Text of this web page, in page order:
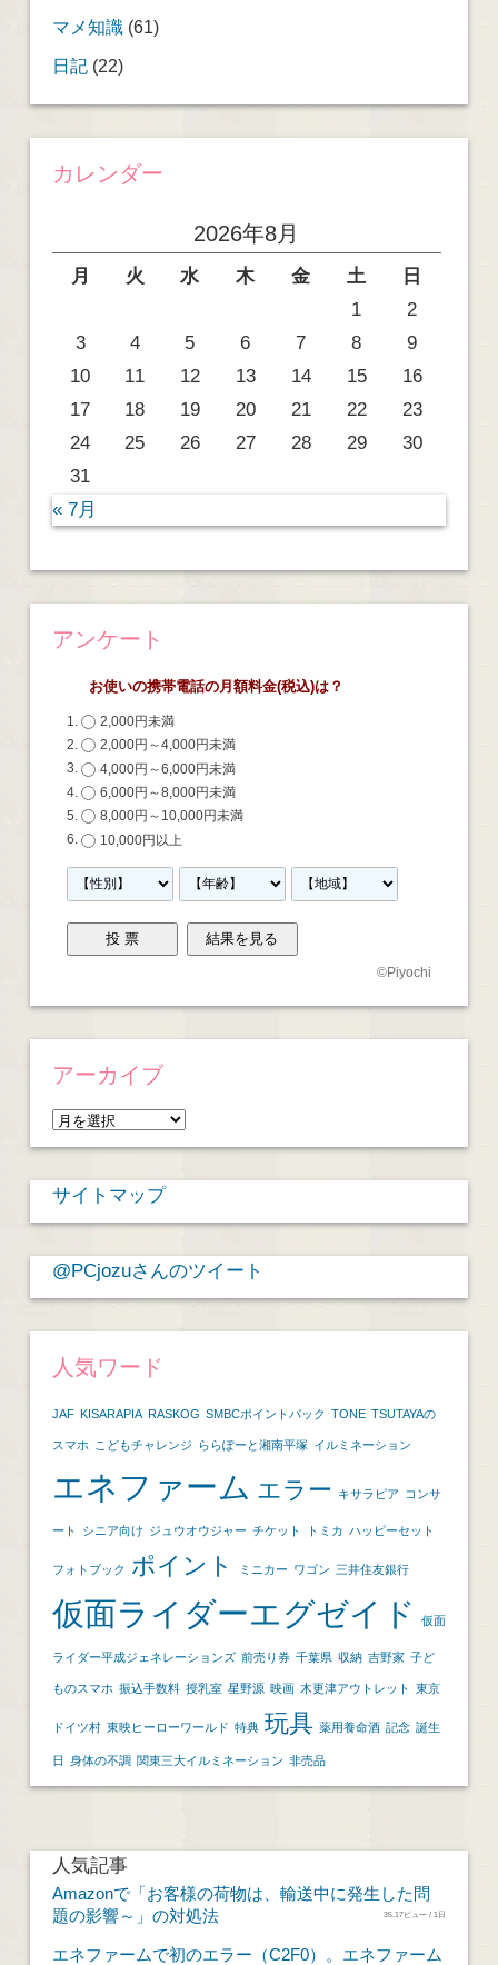
マメ知識(61)
日記(22)
カレンダー
2026年8月
月 火 水 木 金 土
日
1
2
3
4 5 6 7 8
9
10
11 12 13 14 15
16
17
18 19 20 21 22
23
24
25 26 27 28 29
30
31
« 7月
アンケート
お使いの携帯電話の月額料金(税込)は？
2,000円未満
2,000円～4,000円未満
4,000円～6,000円未満
6,000円～8,000円未満
8,000円～10,000円未満
10,000円以上
©Piyochi
アーカイブ
ア
ー
カ
イ
サイトマップ
@PCjozuさんのツイート
人気ワード
JAF KISARAPIA RASKOG SMBCポイントパック TONE TSUTAYAの
スマホ こどもチャレンジ ららぽーと湘南平塚 イルミネーション
エネファーム エラー キサラピア コンサ
ート シニア向け ジュウオウジャー チケット トミカ ハッピーセット
フォトブック ポイント ミニカー ワゴン 三井住友銀行
仮面ライダーエグゼイド 仮面
ライダー平成ジェネレーションズ 前売り券 千葉県 収納 吉野家 子ど
ものスマホ 振込手数料 授乳室 星野源 映画 木更津アウトレット 東京
ドイツ村 東映ヒーローワールド 特典 玩具 薬用養命酒 記念 誕生
日 身体の不調 関東三大イルミネーション 非売品
人気記事
Amazonで「お客様の荷物は、輸送中に発生した問
題の影響～」の対処法
35.17ビュー / 1日
エネファームで初のエラー（C2F0）。エネファーム